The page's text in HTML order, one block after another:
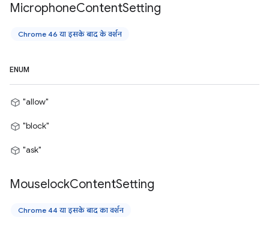
MicrophoneContentSetting
Chrome 46 या इसके बाद के वर्शन
ENUM
"allow"
"block"
"ask"
MouselockContentSetting
Chrome 44 या इसके बाद का वर्शन